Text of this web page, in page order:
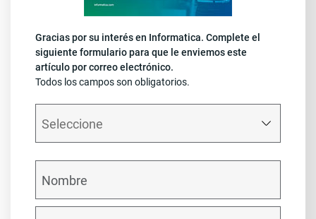
Gracias por su interés en Informatica. Complete el
siguiente formulario para que le enviemos este
artículo por correo electrónico.
Todos los campos son obligatorios.